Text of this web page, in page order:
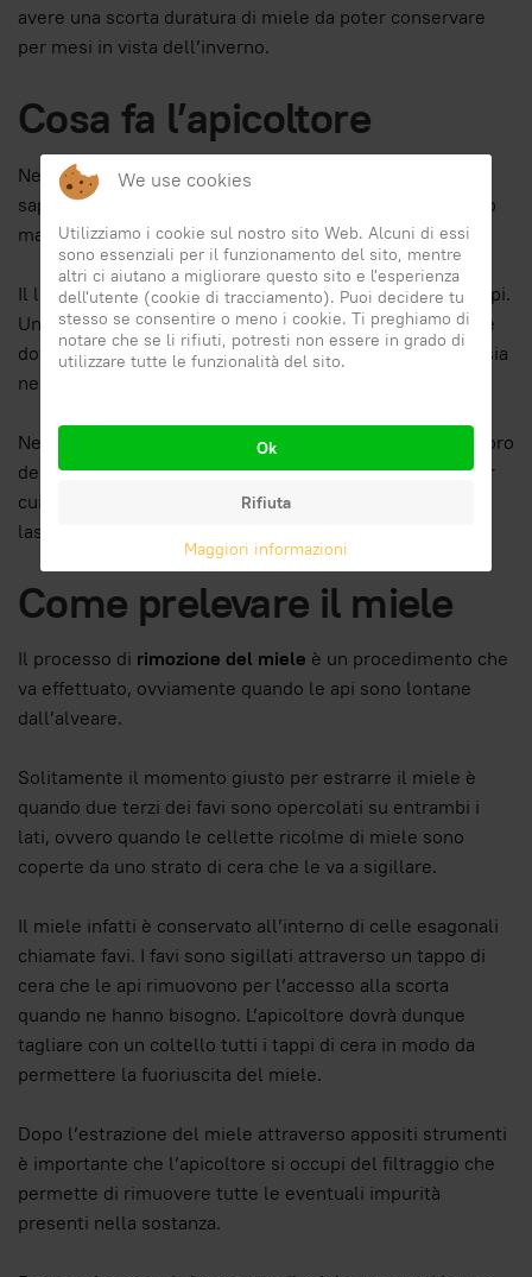
avere una scorta duratura di miele da poter conservare
per mesi in vista dell’inverno.
Cosa fa l’apicoltore
Nel processo di estrazione del miele, l’
sapere bene come operare, quando è il momento giusto
ma soprattutto quanto miele prelevare.
Il lavoro di un buon apicoltoreè in simbiosi con le sue api.
Un professionista conosce bene la quantità di miele che
dovrà prelevare e non ne rimuove infatti, più di quanto sia
necessario.
Nella
è importante rispettare il lavoro
delle api che viene svolto con costanza e laboriosità per
cui è importante garantire la sopravvivenza delle api
lasciando loro le scorte di miele di cui hanno bisogno.
Come prelevare il miele
Il processo di rimozione del miele è un procedimento che
va effettuato, ovviamente quando le api sono lontane
dall’alveare.
Solitamente il momento giusto per estrarre il miele è
quando due terzi dei favi sono opercolati su entrambi i
lati, ovvero quando le cellette ricolme di miele sono
coperte da uno strato di cera che le va a sigillare.
Il miele infatti è conservato all’interno di celle esagonali
chiamate favi. I favi sono sigillati attraverso un tappo di
cera che le api rimuovono per l’accesso alla scorta
quando ne hanno bisogno. L’apicoltore dovrà dunque
tagliare con un coltello tutti i tappi di cera in modo da
permettere la fuoriuscita del miele.
Dopo l’estrazione del miele attraverso appositi strumenti
è importante che l’apicoltore si occupi del filtraggio che
permette di rimuovere tutte le eventuali impurità
presenti nella sostanza.
We use cookies
Utilizziamo i cookie sul nostro sito Web. Alcuni di essi
sono essenziali per il funzionamento del sito, mentre
altri ci aiutano a migliorare questo sito e l'esperienza
dell'utente (cookie di tracciamento). Puoi decidere tu
stesso se consentire o meno i cookie. Ti preghiamo di
notare che se li rifiuti, potresti non essere in grado di
utilizzare tutte le funzionalità del sito.
Ok
Rifiuta
Maggiori informazioni